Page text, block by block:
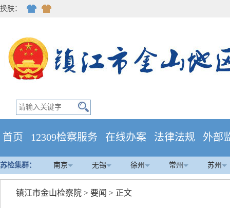
换肤：
首页 12309检察服务 在线办案 法律法规 外部
苏检集群： 南京 无锡 徐州 常州 苏州
镇江市金山检察院 > 要闻 > 正文